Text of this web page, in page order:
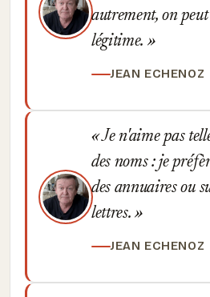
autrement, on
légitime.
JEAN ECHENOZ
Je n'aime pas
des noms : je
des annuaires ou
lettres.
JEAN ECHENOZ